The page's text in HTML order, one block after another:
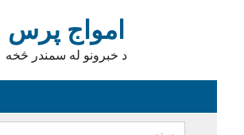
امواج پرس
د خبرونو له سمندر څخه